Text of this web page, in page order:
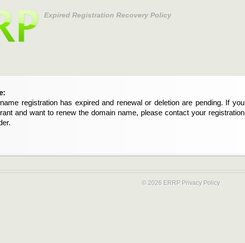
Expired Registration Recovery Policy
registration has expired and renewal or deletion are pending. If you
and want to renew the domain name, please contact your registration
Sie:
ist abgelaufen und die Verlängerung oder Löschung der
an. Wenn Sie der Registrant sind und die Domainregistrierung
kontaktieren Sie bitte Ihren Service-Provider.
© 2026 ERRP Privacy Policy